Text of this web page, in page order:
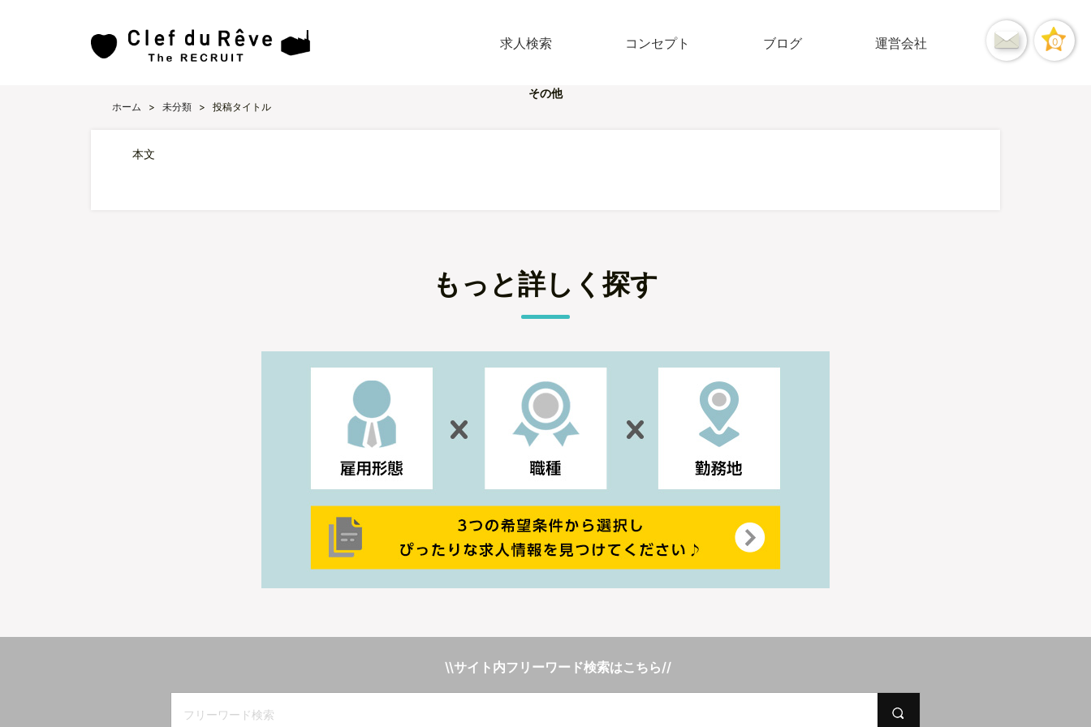
求人検索 コンセプト ブログ 運営会社 0
その他
ホーム > 未分類 > 投稿タイトル
本文
もっと詳しく探す
\\サイト内フリーワード検索はこちら//